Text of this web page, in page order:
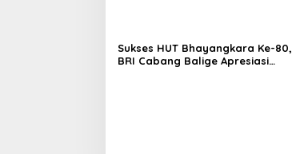
Sukses HUT Bhayangkara Ke-80,
BRI Cabang Balige Apresiasi